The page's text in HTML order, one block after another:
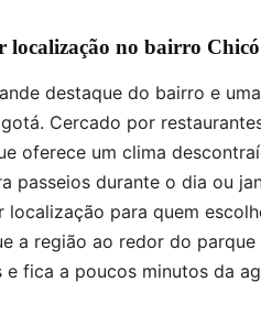
localização no bairro Chicó
destaque do bairro e
Cercado por
oferece um clima
passeios durante o dia ou
localização para quem
a região ao redor do
fica a poucos minutos da